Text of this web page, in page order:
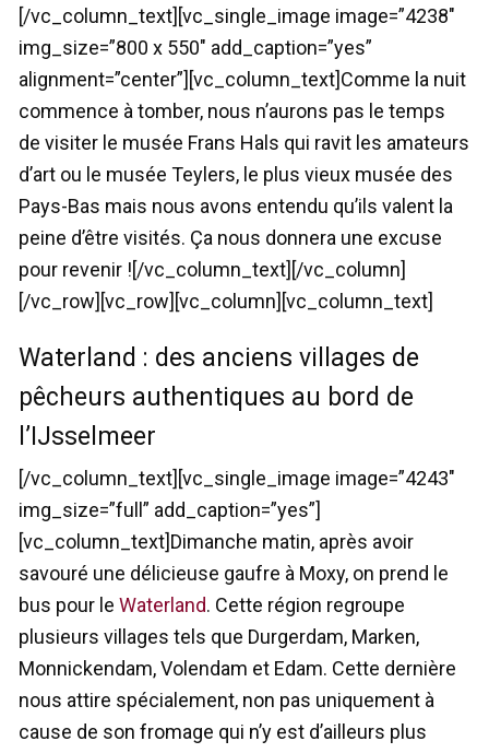
[/vc_column_text][vc_single_image image=”4238″
img_size=”800 x 550″ add_caption=”yes”
alignment=”center”][vc_column_text]Comme la nuit
commence à tomber, nous n’aurons pas le temps
de visiter le musée Frans Hals qui ravit les amateurs
d’art ou le musée Teylers, le plus vieux musée des
Pays-Bas mais nous avons entendu qu’ils valent la
peine d’être visités. Ça nous donnera une excuse
pour revenir ![/vc_column_text][/vc_column]
[/vc_row][vc_row][vc_column][vc_column_text]
Waterland : des anciens villages de
pêcheurs authentiques au bord de
l’IJsselmeer
[/vc_column_text][vc_single_image image=”4243″
img_size=”full” add_caption=”yes”]
[vc_column_text]Dimanche matin, après avoir
savouré une délicieuse gaufre à Moxy, on prend le
bus pour le Waterland. Cette région regroupe
plusieurs villages tels que Durgerdam, Marken,
Monnickendam, Volendam et Edam. Cette dernière
nous attire spécialement, non pas uniquement à
cause de son fromage qui n’y est d’ailleurs plus